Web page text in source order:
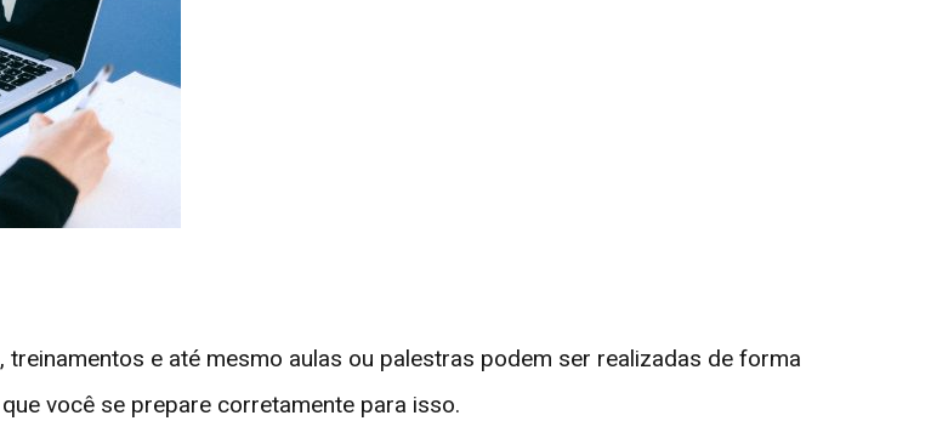
e até mesmo aulas ou palestras podem ser realizadas de forma
você se prepare corretamente para isso.